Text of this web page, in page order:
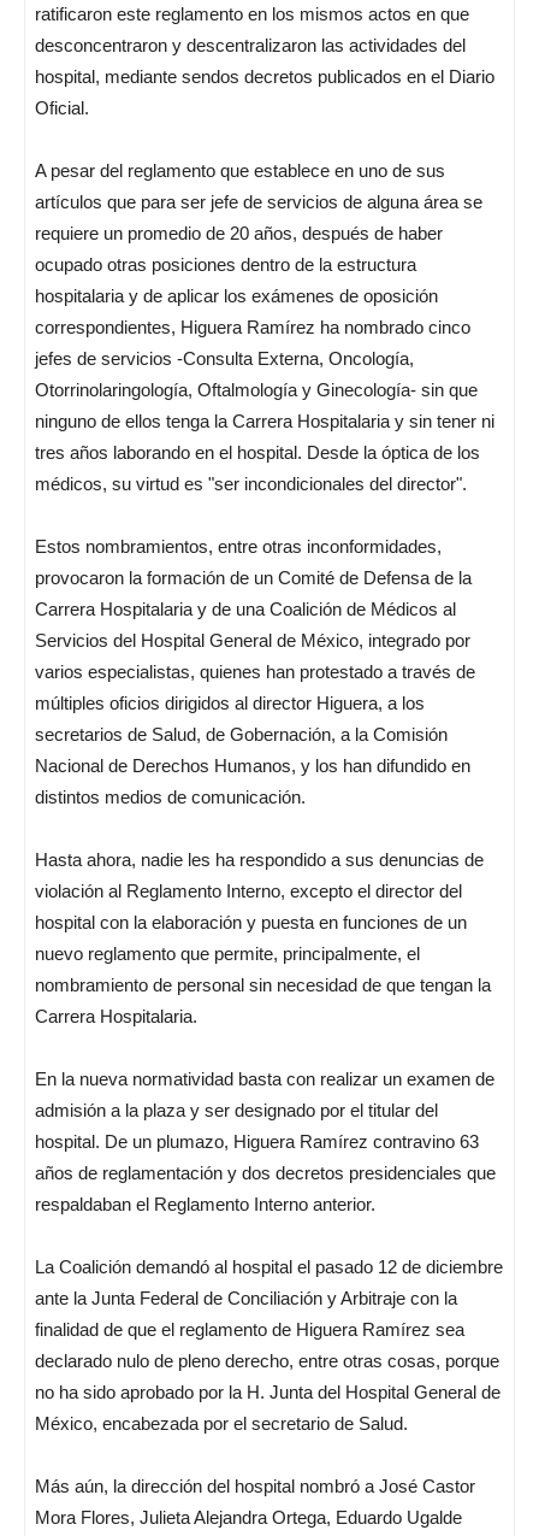
ratificaron este reglamento en los mismos actos en que
desconcentraron y descentralizaron las actividades del
hospital, mediante sendos decretos publicados en el Diario
Oficial.
A pesar del reglamento que establece en uno de sus
artículos que para ser jefe de servicios de alguna área se
requiere un promedio de 20 años, después de haber
ocupado otras posiciones dentro de la estructura
hospitalaria y de aplicar los exámenes de oposición
correspondientes, Higuera Ramírez ha nombrado cinco
jefes de servicios -Consulta Externa, Oncología,
Otorrinolaringología, Oftalmología y Ginecología- sin que
ninguno de ellos tenga la Carrera Hospitalaria y sin tener ni
tres años laborando en el hospital. Desde la óptica de los
médicos, su virtud es "ser incondicionales del director".
Estos nombramientos, entre otras inconformidades,
provocaron la formación de un Comité de Defensa de la
Carrera Hospitalaria y de una Coalición de Médicos al
Servicios del Hospital General de México, integrado por
varios especialistas, quienes han protestado a través de
múltiples oficios dirigidos al director Higuera, a los
secretarios de Salud, de Gobernación, a la Comisión
Nacional de Derechos Humanos, y los han difundido en
distintos medios de comunicación.
Hasta ahora, nadie les ha respondido a sus denuncias de
violación al Reglamento Interno, excepto el director del
hospital con la elaboración y puesta en funciones de un
nuevo reglamento que permite, principalmente, el
nombramiento de personal sin necesidad de que tengan la
Carrera Hospitalaria.
En la nueva normatividad basta con realizar un examen de
admisión a la plaza y ser designado por el titular del
hospital. De un plumazo, Higuera Ramírez contravino 63
años de reglamentación y dos decretos presidenciales que
respaldaban el Reglamento Interno anterior.
La Coalición demandó al hospital el pasado 12 de diciembre
ante la Junta Federal de Conciliación y Arbitraje con la
finalidad de que el reglamento de Higuera Ramírez sea
declarado nulo de pleno derecho, entre otras cosas, porque
no ha sido aprobado por la H. Junta del Hospital General de
México, encabezada por el secretario de Salud.
Más aún, la dirección del hospital nombró a José Castor
Mora Flores, Julieta Alejandra Ortega, Eduardo Ugalde